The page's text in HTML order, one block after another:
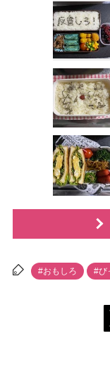
#おもしろ #び